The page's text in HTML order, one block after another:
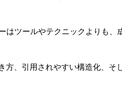
はツールやテクニックよりも、
方、引用されやすい構造化、そ